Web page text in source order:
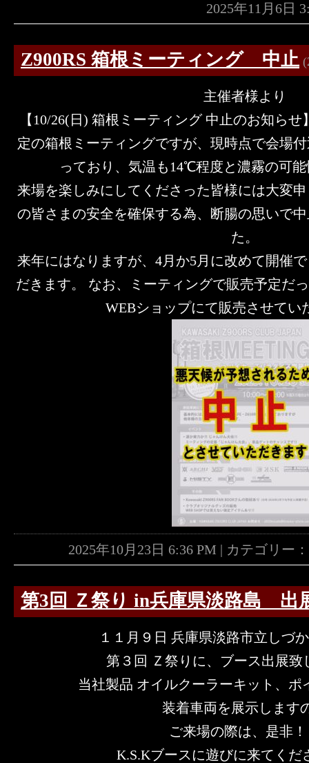
2025年11月6日
Z900RS 箱根ミーティング 中止
主催者様より
【10/26(日) 箱根ミーティング 中止のお知ら
定の箱根ミーティングですが、現時点で会場
っており、気温も14℃程度と濃霧の可
来場を楽しみにしてくださった皆様には大変
の皆さまの安全を確保する為、断腸の思いで
た。
来年にはなりますが、4月か5月に改めて開催
だきます。 なお、ミーティングで販売予定だ
WEBショップにて販売させてい
2025年10月23日 6:36 PM | カテゴリー
第3回 Ｚ祭り in兵庫県淡路島 出
１１月９日 兵庫県淡路市立しづ
第３回 Ｚ祭りに、ブース出展致
当社製品 オイルクーラーキット、ポ
装着車両を展示します
ご来場の際は、是非
K.S.Kブースに遊びに来てく